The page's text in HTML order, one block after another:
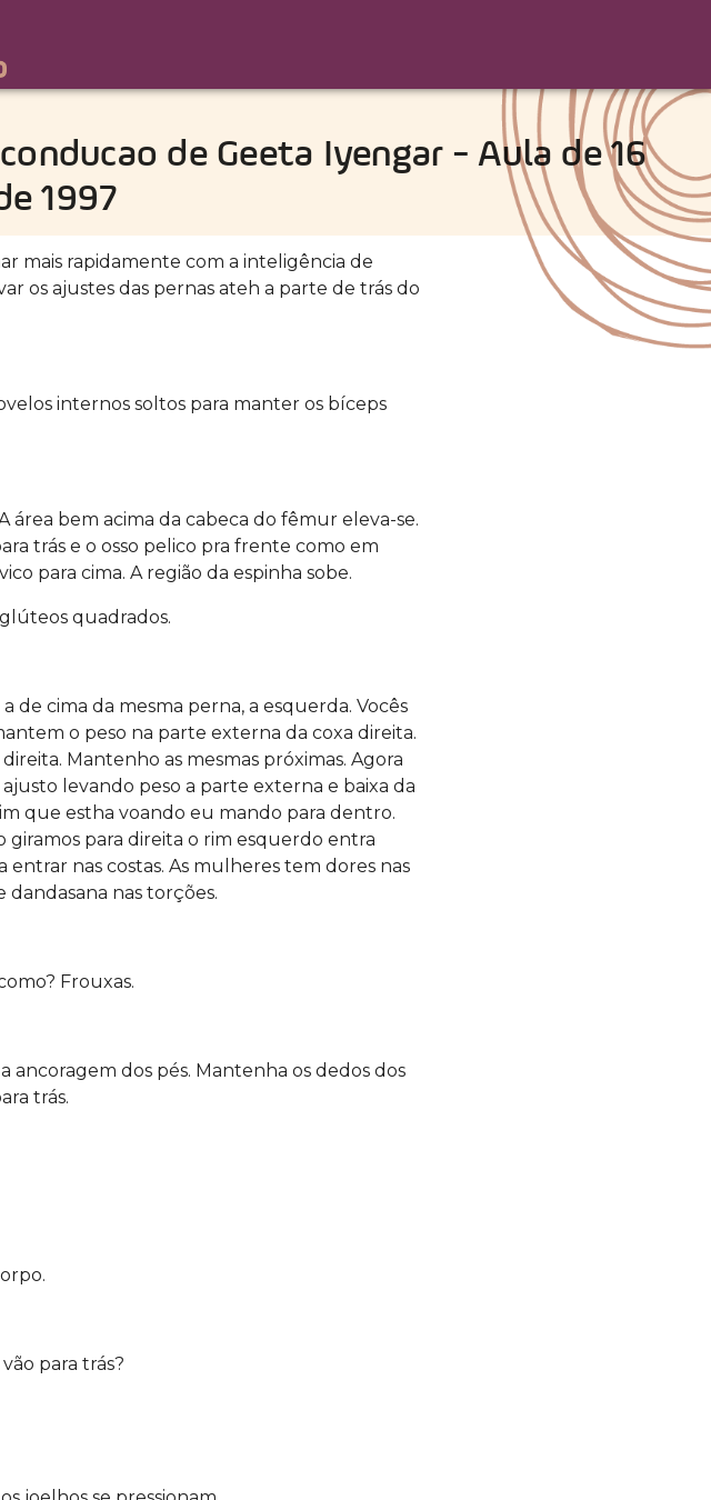
de Geeta Iyengar - Aula de 16
1997
mais rapidamente com a inteligência de
os ajustes das pernas ateh a parte de trás do
internos soltos para manter os bíceps
área bem acima da cabeca do fêmur eleva-se.
trás e o osso pelico pra frente como em
para cima. A região da espinha sobe.
quadrados.
de cima da mesma perna, a esquerda. Vocês
o peso na parte externa da coxa direita.
Mantenho as mesmas próximas. Agora
levando peso a parte externa e baixa da
que estha voando eu mando para dentro.
para direita o rim esquerdo entra
nas costas. As mulheres tem dores nas
nas torções.
Frouxas.
ancoragem dos pés. Mantenha os dedos dos
trás.
para trás?